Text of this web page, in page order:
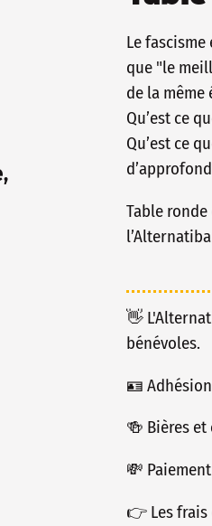
Le
que "le
de la même
Qu’est ce
Qu’est ce
Table
👋
bénévoles.
🪪
🍻 Bières
💸
👉 Les frais